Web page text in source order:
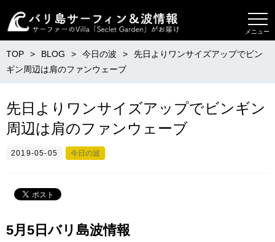
メニュー
TOP BLOG 今日の波
先日よりワンサイズアップでビン
ギン周辺は肩のファンウェーブ
先日よりワンサイズアップでビンギン
周辺は肩のファンウェーブ
2019-05-05 今日の波
5月5日バリ島波情報